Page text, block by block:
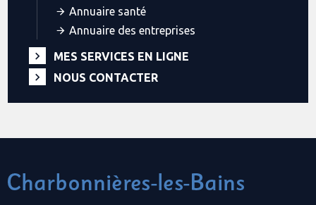
Annuaire santé
Annuaire des entreprises
MES SERVICES EN LIGNE
NOUS CONTACTER